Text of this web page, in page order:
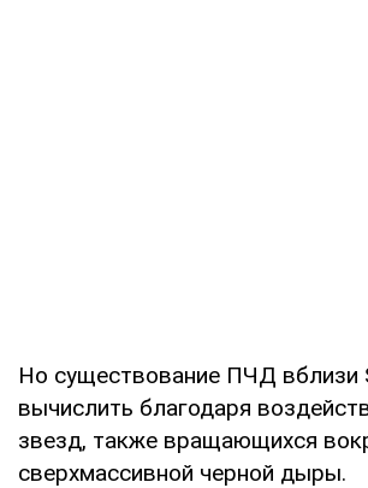
Но существование ПЧД вблизи
вычислить благодаря
звезд, также вращающихся
сверхмассивной черной дыры.